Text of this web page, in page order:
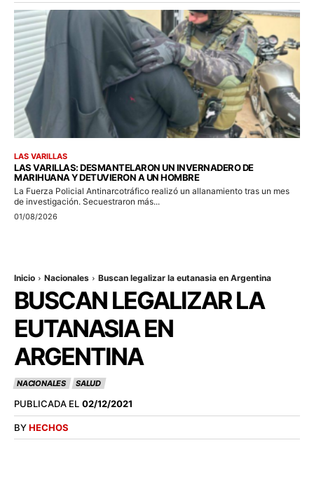
LAS VARILLAS
LAS VARILLAS: DESMANTELARON UN INVERNADERO DE
MARIHUANA Y DETUVIERON A UN HOMBRE
La Fuerza Policial Antinarcotráfico realizó un allanamiento tras un mes
de investigación. Secuestraron más...
01/08/2026